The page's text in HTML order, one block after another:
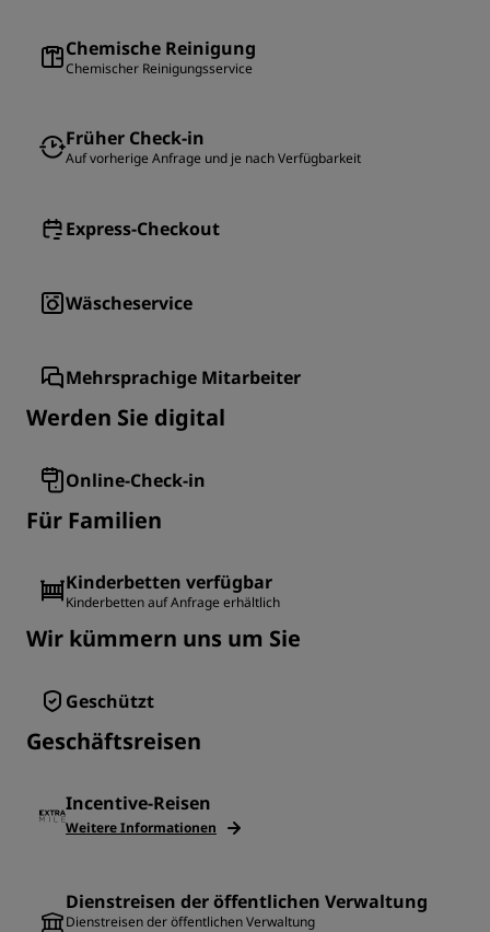
Chemische Reinigung
Chemischer Reinigungsservice
Früher Check-in
Auf vorherige Anfrage und je nach Verfügbarkeit
Express-Checkout
Wäscheservice
Mehrsprachige Mitarbeiter
Werden Sie digital
Online-Check-in
Für Familien
Kinderbetten verfügbar
Kinderbetten auf Anfrage erhältlich
Wir kümmern uns um Sie
Geschützt
Geschäftsreisen
Incentive-Reisen
Weitere Informationen
Dienstreisen der öffentlichen Verwaltung
Dienstreisen der öffentlichen Verwaltung